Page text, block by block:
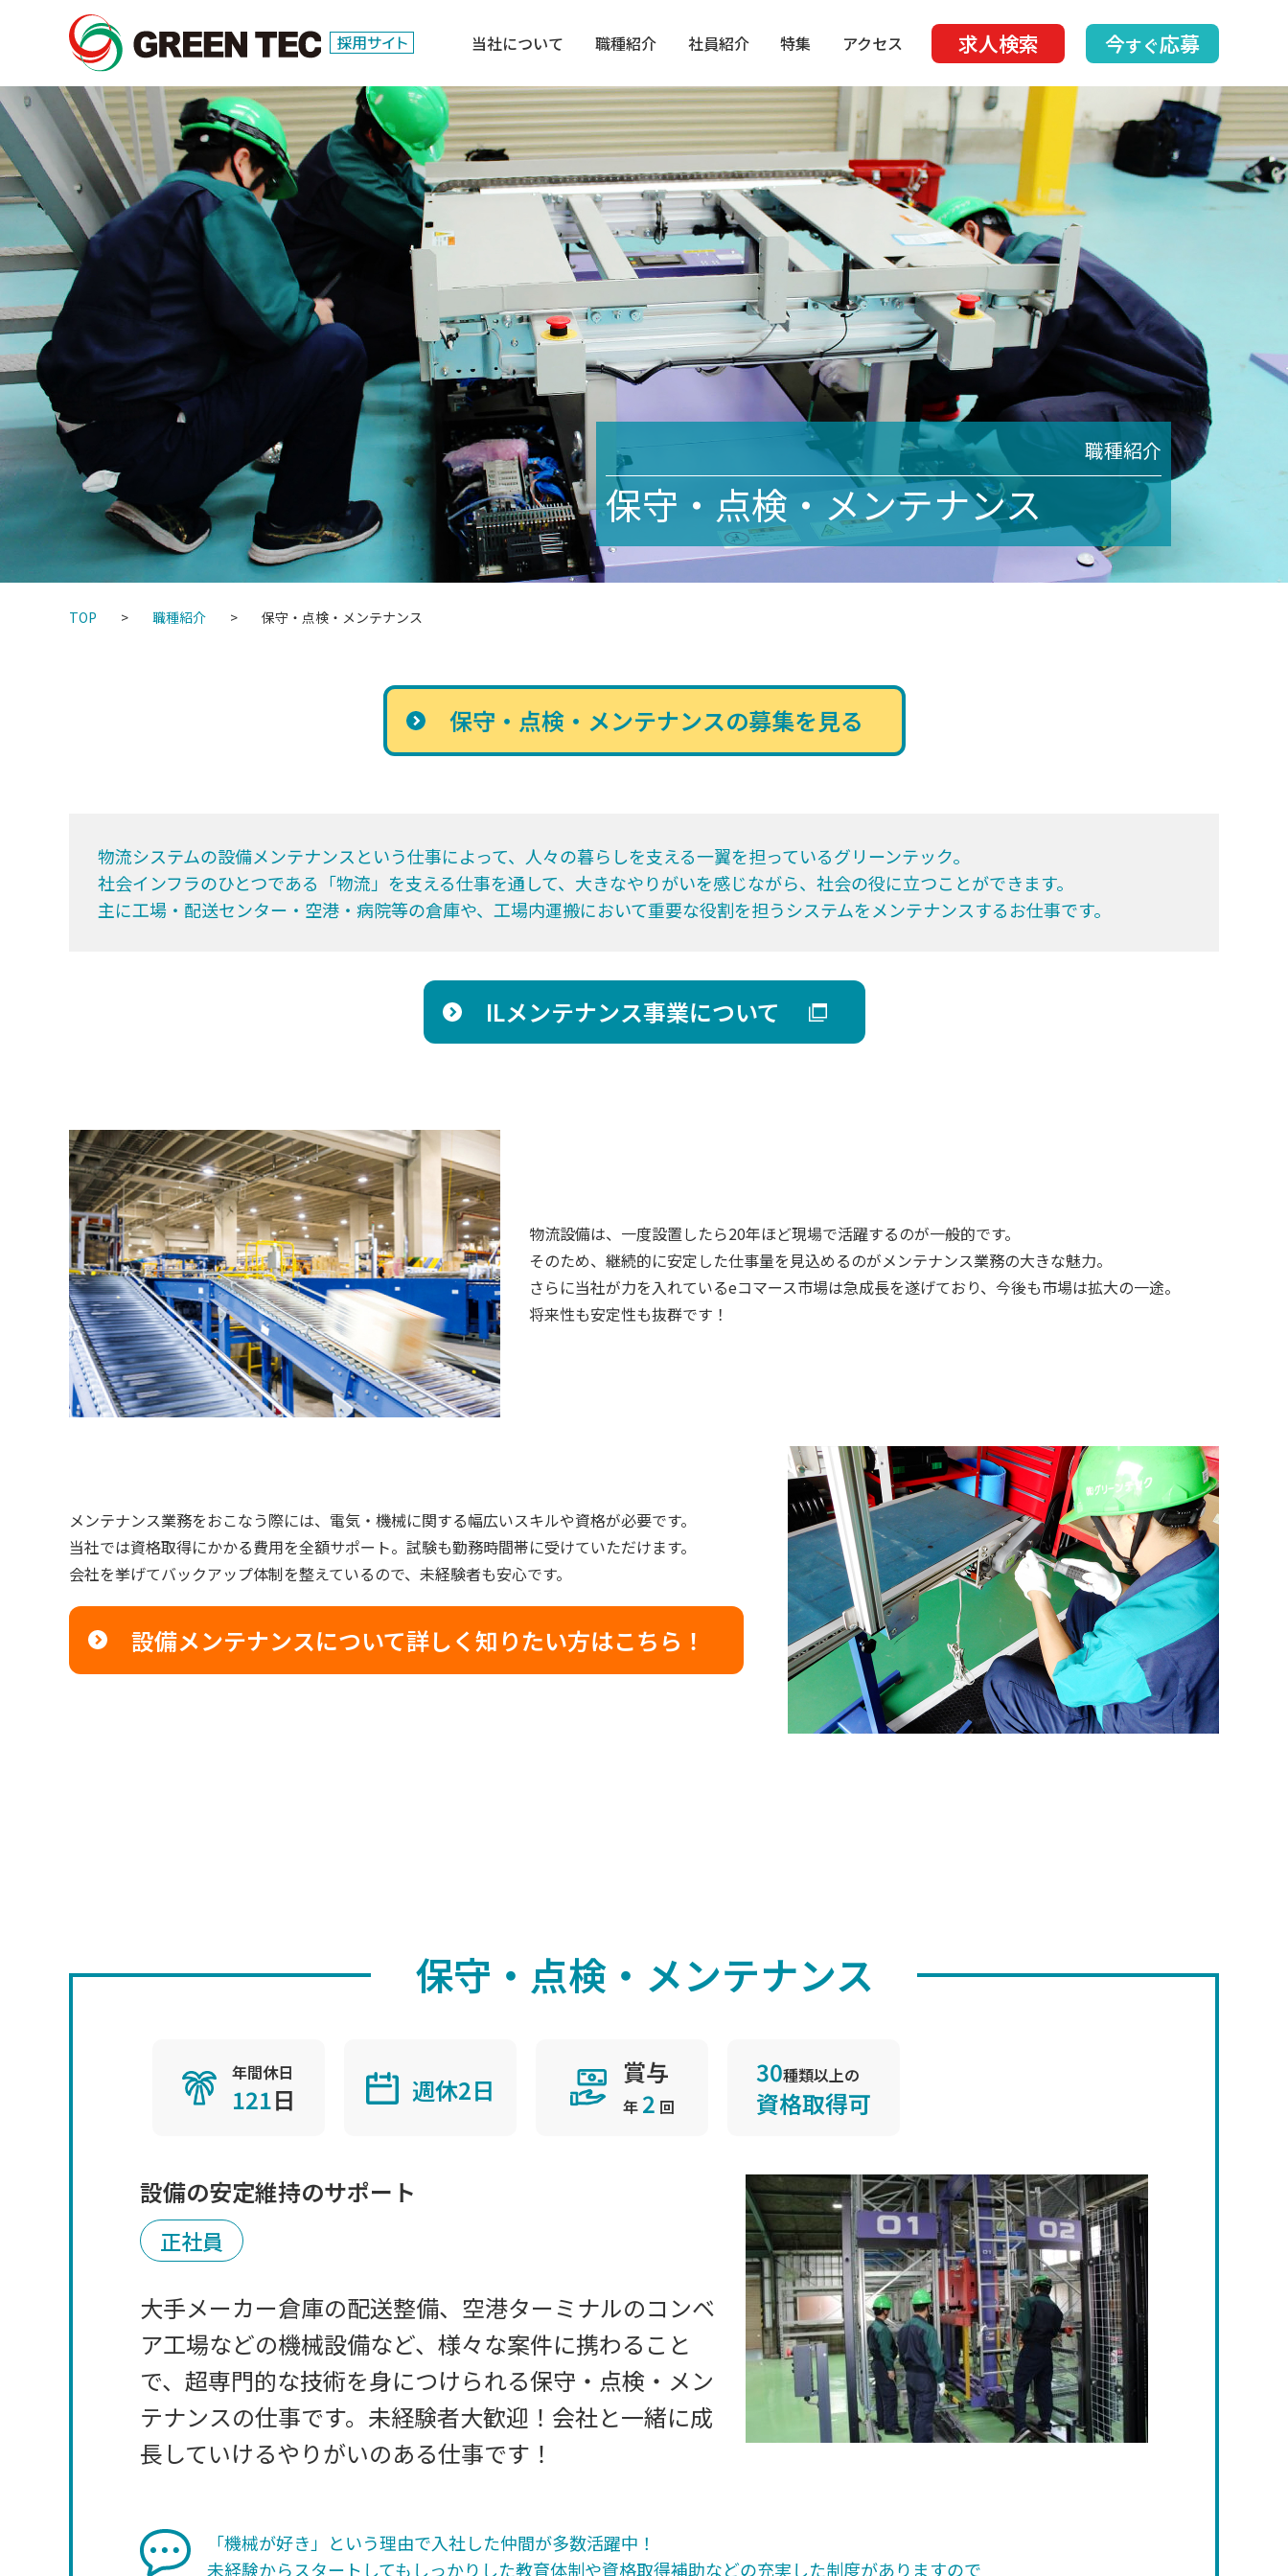
当社について 職種紹介 社員紹介 特集 アクセス 求人検索 今すぐ応募
職種紹介
保守・点検・メンテナンス
TOP 職種紹介 保守・点検・メンテナンス
保守・点検・メンテナンスの募集を見る
物流システムの設備メンテナンスという仕事によって、人々の暮らしを支える一翼を担っているグリーンテック。
社会インフラのひとつである「物流」を支える仕事を通して、大きなやりがいを感じながら、社会の役に立つことができます。
主に工場・配送センター・空港・病院等の倉庫や、工場内運搬において重要な役割を担うシステムをメンテナンスするお仕事です。
ILメンテナンス事業について
物流設備は、一度設置したら20年ほど現場で活躍するのが一般的です。
そのため、継続的に安定した仕事量を見込めるのがメンテナンス業務の大きな魅力。
さらに当社が力を入れているeコマース市場は急成長を遂げており、今後も市場は拡大の一途。
将来性も安定性も抜群です！
メンテナンス業務をおこなう際には、電気・機械に関する幅広いスキルや資格が必要です。
当社では資格取得にかかる費用を全額サポート。試験も勤務時間帯に受けていただけます。
会社を挙げてバックアップ体制を整えているので、未経験者も安心です。
設備メンテナンスについて詳しく知りたい方はこちら！
保守・点検・メンテナンス
年間休日
121日 週休2日
賞与
年 2 回
30種類以上の
資格取得可
設備の安定維持のサポート
正社員
大手メーカー倉庫の配送整備、空港ターミナルのコンベ
ア工場などの機械設備など、様々な案件に携わること
で、超専門的な技術を身につけられる保守・点検・メン
テナンスの仕事です。未経験者大歓迎！会社と一緒に成
長していけるやりがいのある仕事です！
「機械が好き」という理由で入社した仲間が多数活躍中！
未経験からスタートしてもしっかりした教育体制や資格取得補助などの充実した制度がありますので